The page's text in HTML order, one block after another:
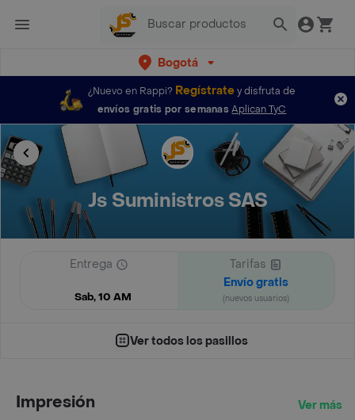
Bogotá
¿Nuevo en Rappi? Regístratey disfruta de
envíos gratis por semanas Aplican TyC
Js Suministros SAS
Entrega
Sab, 10 AM
Tarifas
Envío gratis
(nuevos usuarios)
Ver todos los pasillos
Impresión Ver más